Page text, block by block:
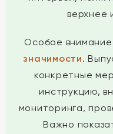
верхнее
Особое внимание
значимости.
конкретные
инструкцию,
мониторинга,
Важно